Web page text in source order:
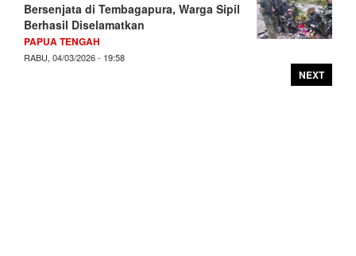
Bersenjata di Tembagapura, Warga Sipil
Berhasil Diselamatkan
PAPUA TENGAH
RABU, 04/03/2026 - 19:58
NEXT